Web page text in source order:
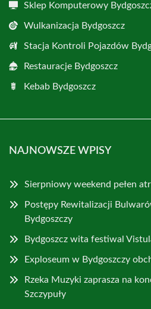
Sklep Komputerowy
Wulkanizacja Bydgoszcz
Stacja Kontroli Pojazdów
Restauracje Bydgoszcz
Kebab Bydgoszcz
NAJNOWSZE WPISY
Sierpniowy weekend pełen
Postępy Rewitalizacji
Bydgoszczy
Bydgoszcz wita festiwal
Exploseum w Bydgoszczy
Rzeka Muzyki zaprasza na
Szczypuły